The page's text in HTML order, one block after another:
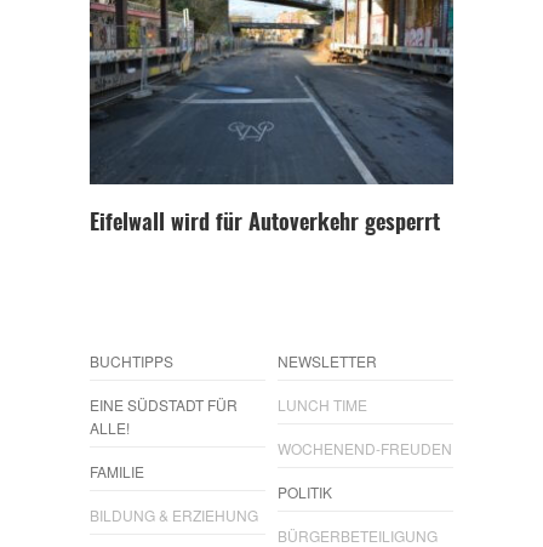
Eifelwall wird für Autoverkehr gesperrt
BUCHTIPPS
EINE SÜDSTADT FÜR
ALLE!
FAMILIE
BILDUNG & ERZIEHUNG
NEWSLETTER
LUNCH TIME
WOCHENEND-FREUDEN
POLITIK
BÜRGERBETEILIGUNG